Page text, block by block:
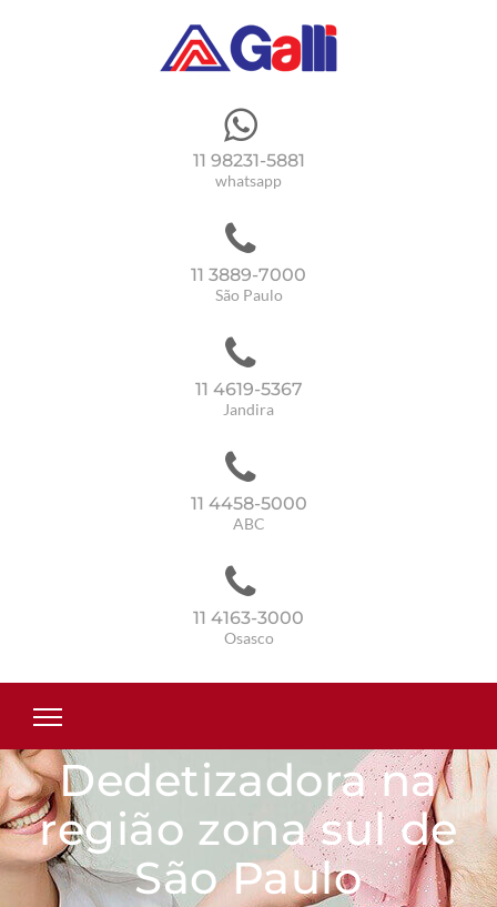
11 98231-5881
whatsapp
11 3889-7000
São Paulo
11 4619-5367
Jandira
11 4458-5000
ABC
11 4163-3000
Osasco
Dedetizadora na
região zona sul de
São Paulo